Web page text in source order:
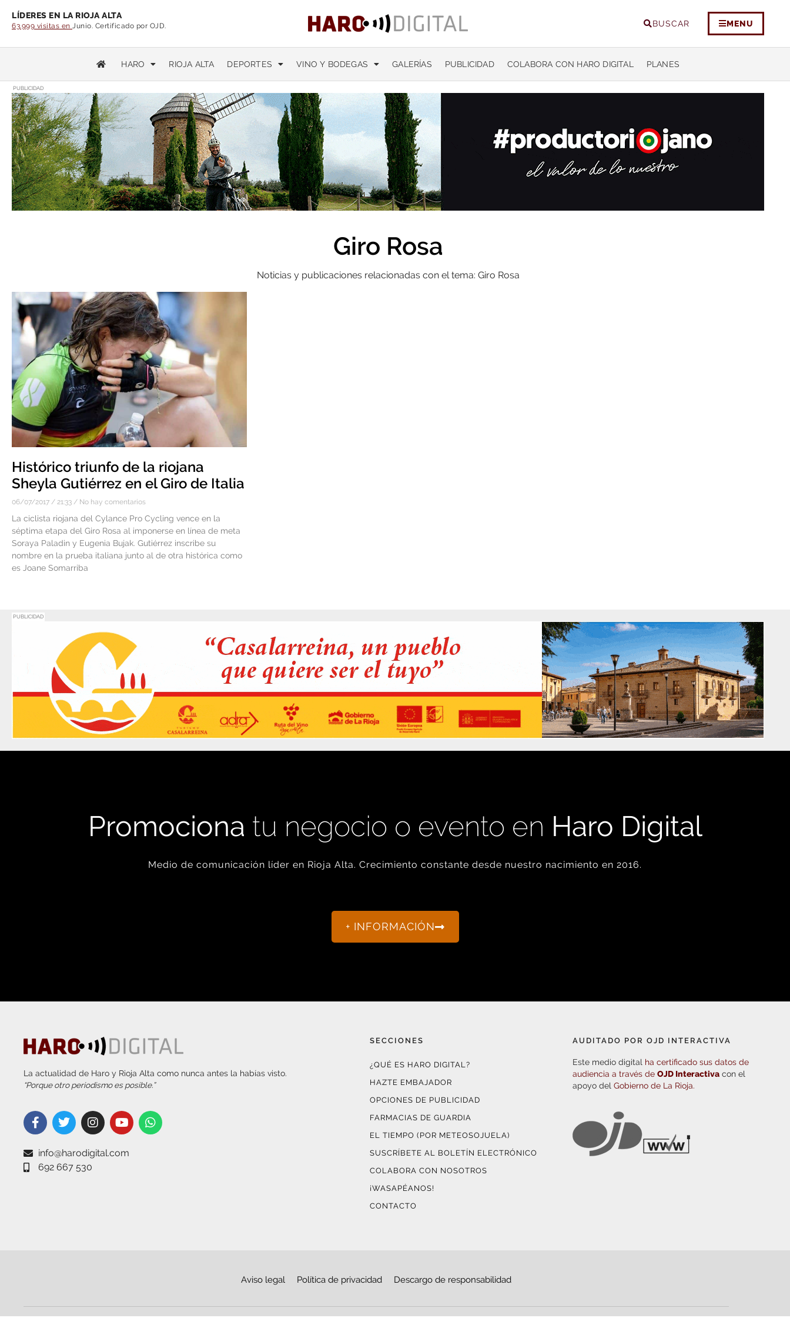
LÍDERES EN LA RIOJA ALTA
63.999 visitas en Junio. Certificado por OJD. BUSCAR MENU
HARO RIOJA ALTA DEPORTES VINO Y BODEGAS GALERÍAS PUBLICIDAD COLABORA CON HARO DIGITAL PLANES
PUBLICIDAD
Giro Rosa
Noticias y publicaciones relacionadas con el tema: Giro Rosa
Histórico triunfo de la riojana
Sheyla Gutiérrez en el Giro de Italia
06/07/2017 21:33 No hay comentarios
La ciclista riojana del Cylance Pro Cycling vence en la
séptima etapa del Giro Rosa al imponerse en línea de meta
Soraya Paladin y Eugenia Bujak. Gutiérrez inscribe su
nombre en la prueba italiana junto al de otra histórica como
es Joane Somarriba
PUBLICIDAD
Promociona tu negocio o evento en Haro Digital
Medio de comunicación líder en Rioja Alta. Crecimiento constante desde nuestro nacimiento en 2016.
+ INFORMACIÓN
La actualidad de Haro y Rioja Alta como nunca antes la habías visto.
“Porque otro periodismo es posible.”
info@harodigital.com
692 667 530
SECCIONES
¿QUÉ ES HARO DIGITAL?
HAZTE EMBAJADOR
OPCIONES DE PUBLICIDAD
FARMACIAS DE GUARDIA
EL TIEMPO (POR METEOSOJUELA)
SUSCRÍBETE AL BOLETÍN ELECTRÓNICO
COLABORA CON NOSOTROS
¡WASAPÉANOS!
CONTACTO
AUDITADO POR OJD INTERACTIVA
Este medio digital ha certificado sus datos de
audiencia a través deOJD Interactiva con el
apoyo delGobierno de La Rioja.
Aviso legal Política de privacidad Descargo de responsabilidad